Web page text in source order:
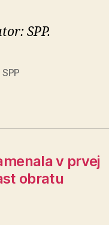
SPP.
SPP
v prvej
obratu